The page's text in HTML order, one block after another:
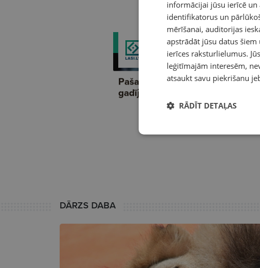
DĀRZS DABA
informācijai jūsu ierīcē un
identifikatorus un
mērīšanai, auditorijas
apstrādāt jūsu datus
ierīces raksturlielumus.
leģitīmajām interesēm,
atsaukt savu piekrišanu
RĀDĪT DETAĻAS